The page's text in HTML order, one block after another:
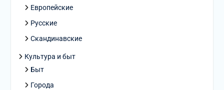
Европейские
Русские
Скандинавские
Культура и быт
Быт
Города